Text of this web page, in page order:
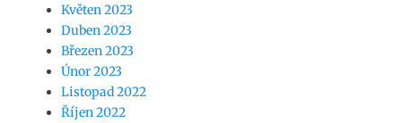
Květen 2023
Duben 2023
Březen 2023
Únor 2023
Listopad 2022
Říjen 2022